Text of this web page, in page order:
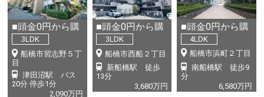
■頭金0円から購
入可・新規リノ
ベーション■創
業55年・フル
サ...
3LDK
船橋市習志野５丁
目
津田沼駅 バス
20分 停歩1分
2,090万円
■頭金0円から購
入可・新規リノ
ベーション■創
業55年・フル
サ...
3LDK
船橋市西船２丁目
新船橋駅 徒歩
13分
3,680万円
■頭金0円から購
入可・リフォー
ム■創業55年・
フルサポートを...
4LDK
船橋市浜町２丁目
南船橋駅 徒歩9
分
6,580万円